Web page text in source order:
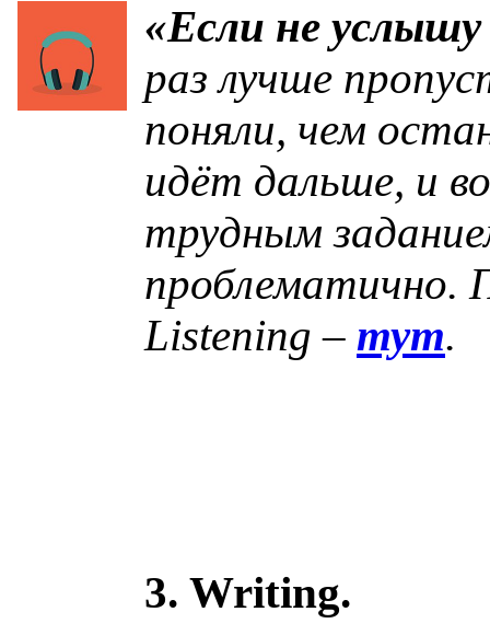
«Если не
раз лучше
поняли, чем
идёт дальше, и
трудным
проблематично.
Listening – тут.
3. Writing.